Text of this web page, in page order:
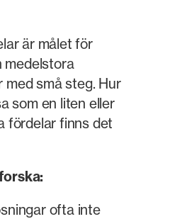
är målet för
medelstora
med små steg. Hur
som en liten eller
fördelar finns det
ofta inte